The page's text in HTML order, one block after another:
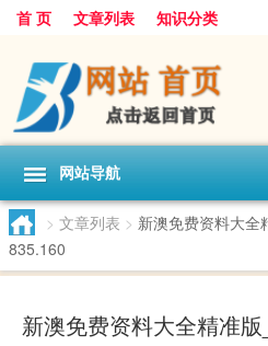
首 页 文章列表 知识分类
网站导航
> 文章列表 > 新澳免费资料大全
835.160
新澳免费资料大全精准